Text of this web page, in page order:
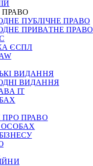
ПУБЛІЧНЕ ПРАВО
ПРИВАТНЕ ПРАВО
ЄСПЛ
ВИДАННЯ
ВИДАННЯ
ІТ
ПРО ПРАВО
ОСОБАХ